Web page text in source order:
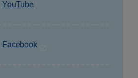
YouTube
Facebook